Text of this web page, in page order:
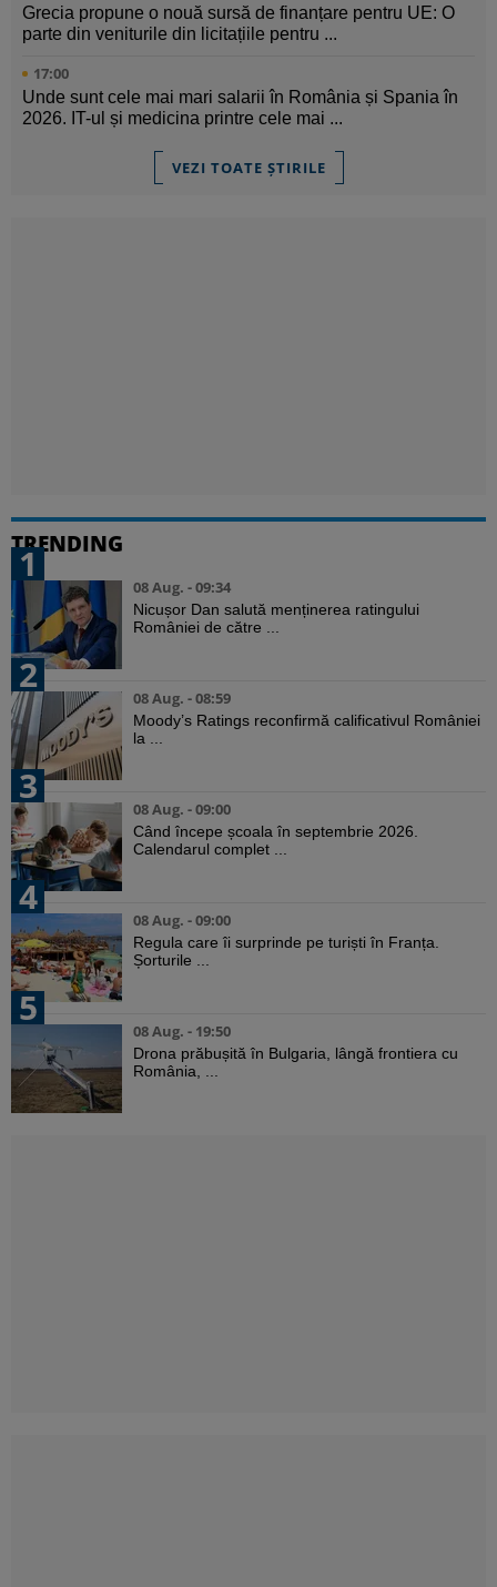
Grecia propune o nouă sursă de finanțare pentru UE: O
parte din veniturile din licitațiile pentru ...
17:00
Unde sunt cele mai mari salarii în România și Spania în
2026. IT-ul și medicina printre cele mai ...
VEZI TOATE ȘTIRILE
TRENDING
1
08 Aug. - 09:34
Nicușor Dan salută menținerea ratingului
României de către ...
2
08 Aug. - 08:59
Moody’s Ratings reconfirmă calificativul României
la ...
3
08 Aug. - 09:00
Când începe școala în septembrie 2026.
Calendarul complet ...
4
08 Aug. - 09:00
Regula care îi surprinde pe turiști în Franța.
Șorturile ...
5
08 Aug. - 19:50
Drona prăbușită în Bulgaria, lângă frontiera cu
România, ...